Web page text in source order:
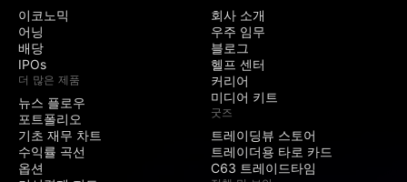
이코노믹
어닝
배당
IPOs
더 많은 제품
뉴스 플로우
포트폴리오
기초 재무 차트
수익률 곡선
옵션
회사 소개
우주 임무
블로그
헬프 센터
커리어
미디어 키트
굿즈
트레이딩뷰 스토어
트레이더용 타로 카드
C63 트레이드타임